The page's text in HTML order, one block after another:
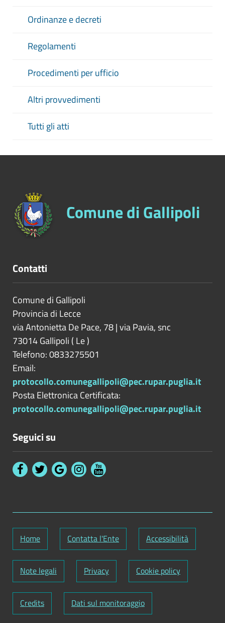
Ordinanze e decreti
Regolamenti
Procedimenti per ufficio
Altri provvedimenti
Tutti gli atti
Comune di Gallipoli
Contatti
Comune di Gallipoli
Provincia di Lecce
via Antonietta De Pace, 78 | via Pavia, snc
73014Gallipoli ( Le)
Telefono: 0833275501
Email:
protocollo.comunegallipoli@pec.rupar.puglia.it
Posta Elettronica Certificata:
protocollo.comunegallipoli@pec.rupar.puglia.it
Seguici su
Home Contatta l'Ente Accessibilità
Note legali Privacy Cookie policy
Credits Dati sul monitoraggio